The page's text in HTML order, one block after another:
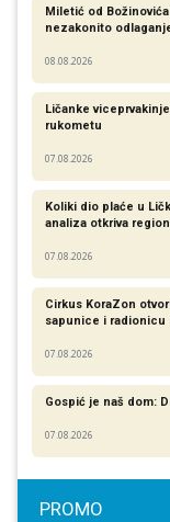
Miletić od
nezakonito
08.08.2026
Ličanke
rukometu
07.08.2026
Koliki dio plaće u
analiza otkriva
07.08.2026
Cirkus KoraZon
sapunice i radionicu
07.08.2026
Gospić je naš dom:
07.08.2026
PROMO